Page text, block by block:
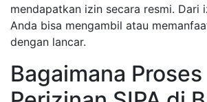
mendapatkan izin secara resmi. Dari
Anda bisa mengambil atau
dengan lancar.
Bagaimana Proses